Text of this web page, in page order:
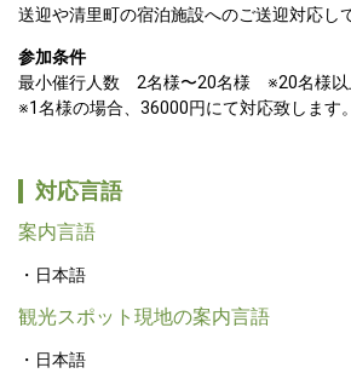
送迎や清里町の宿泊施設へのご送迎対応し
参加条件
最小催行人数　2名様〜20名様　※20名様以
※1名様の場合、36000円にて対応致します。
対応言語
案内言語
日本語
観光スポット現地の案内言語
日本語